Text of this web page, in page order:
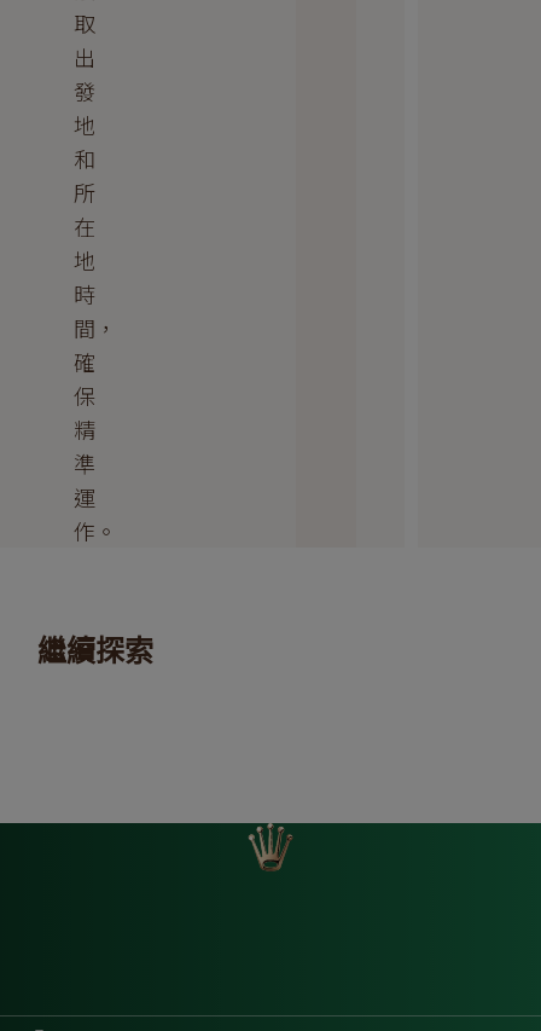
取
出
發
地
和
所
在
地
時
間，
確
保
精
準
運
作。
繼續探索